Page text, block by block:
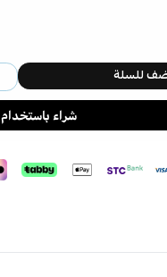
للسلة